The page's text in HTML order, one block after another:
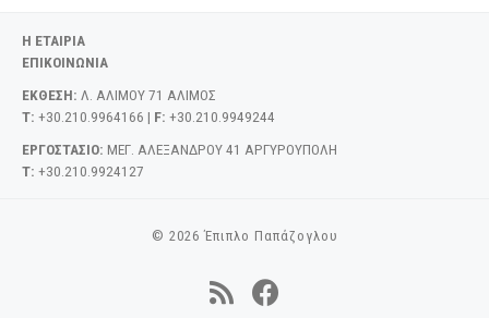
Η ΕΤΑΙΡΙΑ
ΕΠΙΚΟΙΝΩΝΙΑ
ΕΚΘΕΣΗ: Λ. ΑΛΙΜΟΥ 71 ΑΛΙΜΟΣ
T: +30.210.9964166 | F: +30.210.9949244
ΕΡΓΟΣΤΑΣΙΟ: ΜΕΓ. ΑΛΕΞΑΝΔΡΟΥ 41 ΑΡΓΥΡΟΥΠΟΛΗ
T: +30.210.9924127
© 2026Έπιπλο Παπάζογλου